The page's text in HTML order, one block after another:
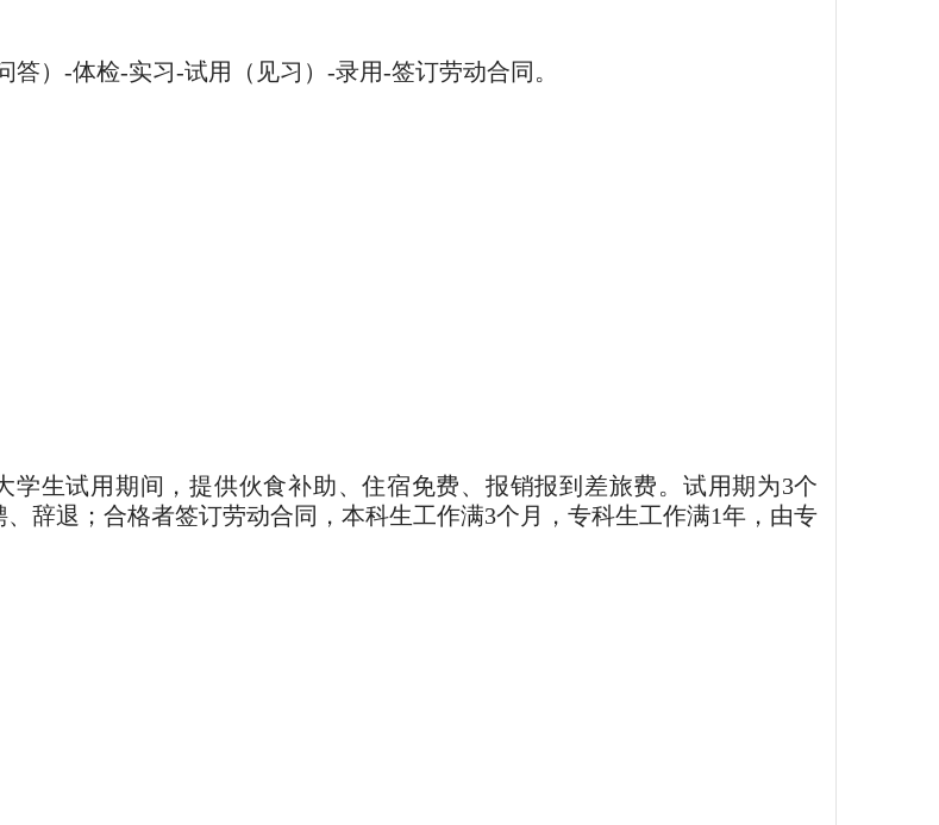
）-体检-实习-试用（见习）-录用-签订劳动合同。
生试用期间，提供伙食补助、住宿免费、报销报到差旅费。试用期为3个
辞退；合格者签订劳动合同，本科生工作满3个月，专科生工作满1年，由专